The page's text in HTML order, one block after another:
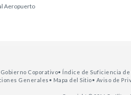
Aeropuerto
Coporativo• Índice de Suficiencia de
Generales • Mapa del Sitio• Aviso de